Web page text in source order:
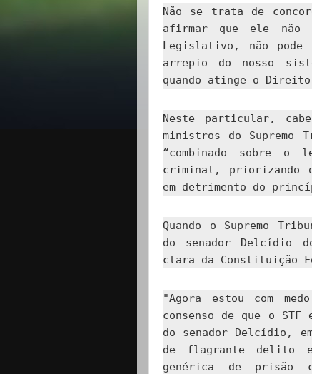
Não se trata de
afirmar que ele não
Legislativo, não
arrepio do nosso
quando atinge o
Neste particular,
ministros do Supremo
“combinado sobre o
criminal, priorizando
em detrimento do
Quando o Supremo
do senador Delcídio
clara da Constituição
"Agora estou com
consenso de que o
do senador Delcídio,
de flagrante delito
genérica de prisão